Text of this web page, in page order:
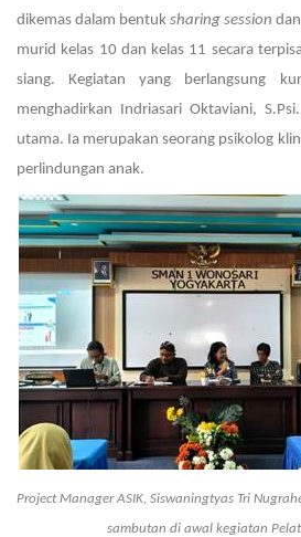
dikemas dalam bentuk sharing session
murid kelas 10 dan kelas 11 secara
siang. Kegiatan yang berlangsung
menghadirkan Indriasari Oktaviani,
utama. Ia merupakan seorang psikolog
perlindungan anak.
Project Manager ASIK, Siswaningtyas Tri
sambutan di awal kegiatan